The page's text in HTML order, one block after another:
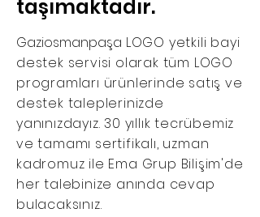
taşımaktadır.
Gaziosmanpaşa LOGO yetkili bayi
destek servisi olarak tüm LOGO
programları ürünlerinde satış ve
destek taleplerinizde
yanınızdayız. 30 yıllık tecrübemiz
ve tamamı sertifikalı, uzman
kadromuz ile Ema Grup Bilişim'de
her talebinize anında cevap
bulacaksınız.